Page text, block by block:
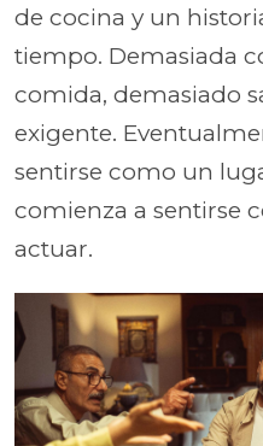
de cocina y un
tiempo. Demasiada
comida, demasiado
exigente.
sentirse como un
comienza a sentirse
actuar.